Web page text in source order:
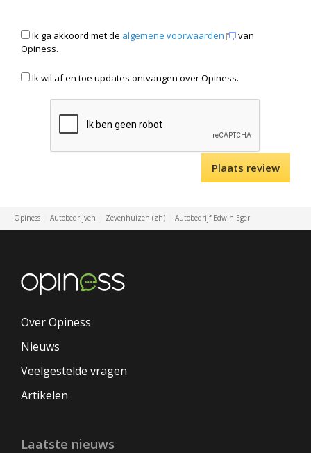
Ik ga akkoord met de algemene voorwaarden
van
Opiness.
Ik wil af en toe updates ontvangen over Opiness.
Opiness Autobedrijven Zevenhuizen (zh) Autobedrijf Edwin Eger
Over Opiness
Nieuws
Veelgestelde vragen
Artikelen
Laatste nieuws